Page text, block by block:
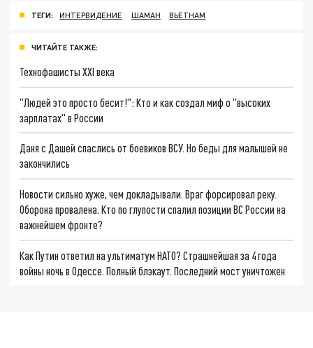
ТЕГИ: ИНТЕРВИДЕНИЕ ШАМАН ВЬЕТНАМ
ЧИТАЙТЕ ТАКЖЕ:
Технофашисты XXI века
"Людей это просто бесит!": Кто и как создал миф о "высоких
зарплатах" в России
Даня с Дашей спаслись от боевиков ВСУ. Но беды для малышей не
закончились
Новости сильно хуже, чем докладывали. Враг форсировал реку.
Оборона провалена. Кто по глупости спалил позиции ВС России на
важнейшем фронте?
Как Путин ответил на ультиматум НАТО? Страшнейшая за 4 года
войны ночь в Одессе. Полный блэкаут. Последний мост уничтожен